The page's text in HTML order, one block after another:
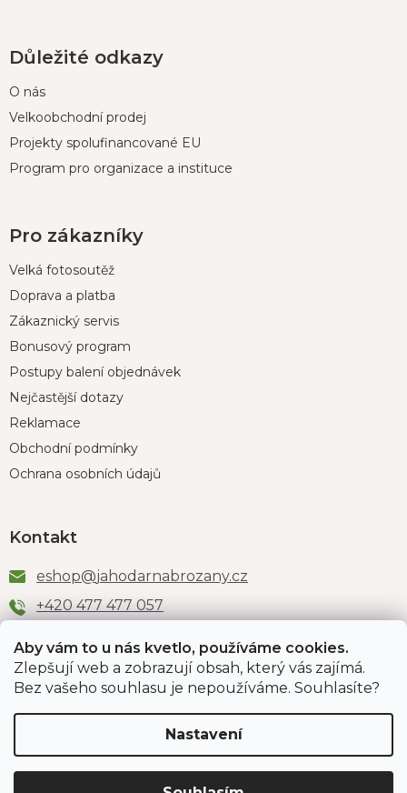
Aby vám to u nás kvetlo, používáme cookies.
Zlepšují web a zobrazují obsah, který vás zajímá.
Bez vašeho souhlasu je nepoužíváme. Souhlasíte?
Nastavení
Důležité odkazy
O nás
Velkoobchodní prodej
Projekty spolufinancované EU
Program pro organizace a instituce
Pro zákazníky
Velká fotosoutěž
Doprava a platba
Zákaznický servis
Bonusový program
Postupy balení objednávek
Nejčastější dotazy
Reklamace
Obchodní podmínky
Ochrana osobních údajů
Kontakt
eshop@jahodarnabrozany.cz
+420 477 477 057
Odběr newsletteru